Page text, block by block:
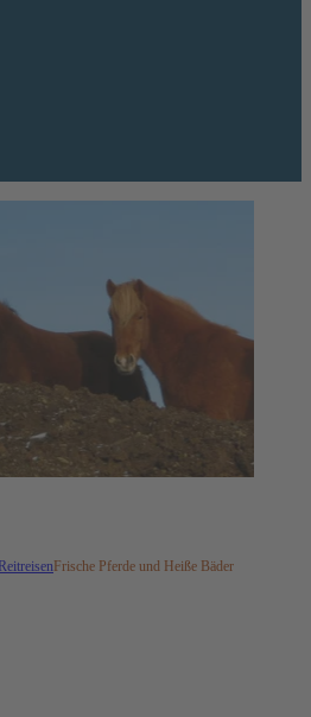
Reitreisen Frische Pferde und Heiße Bäder